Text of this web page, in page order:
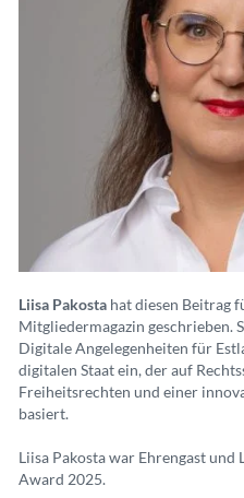
Liisa Pakosta hat diesen Beitrag
Mitgliedermagazin geschrieben.
Digitale Angelegenheiten für
digitalen Staat ein, der auf
Freiheitsrechten und einer
basiert.
Liisa Pakosta war Ehrengast
Award 2025.